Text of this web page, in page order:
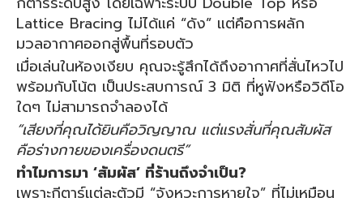
Lattice Bracing ไม่ได้แค่ “ดัง” แต่คือการผลัก
มวลอากาศออกสู่พื้นที่รอบตัว
เมื่อเล่นในห้องเงียบ คุณจะรู้สึกได้ถึงอากาศที่สั่นไหวไป
พร้อมกับโน้ต เป็นประสบการณ์ 3 มิติ ที่หูฟังหรือวิดีโอ
ใดๆ ไม่สามารถจำลองได้
“เสียงที่คุณได้ยินคือวิญญาณ แต่แรงสั่นที่คุณสัมผัส
คือร่างกายของเครื่องดนตรี”
ทำไมการมา ‘สัมผัส’ ที่ร้านถึงจำเป็น?
เพราะกีตาร์แต่ละตัวมี “จังหวะการหายใจ” ที่ไม่เหมือน